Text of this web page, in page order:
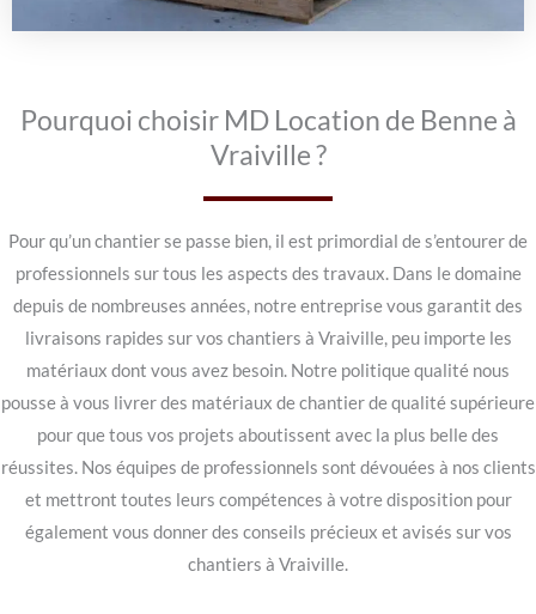
Pourquoi choisir MD Location de Benne à
Vraiville ?
Pour qu’un chantier se passe bien, il est primordial de s’entourer de
professionnels sur tous les aspects des travaux. Dans le domaine
depuis de nombreuses années, notre entreprise vous garantit des
livraisons rapides sur vos chantiers à Vraiville, peu importe les
matériaux dont vous avez besoin. Notre politique qualité nous
pousse à vous livrer des matériaux de chantier de qualité supérieure
pour que tous vos projets aboutissent avec la plus belle des
réussites. Nos équipes de professionnels sont dévouées à nos clients
et mettront toutes leurs compétences à votre disposition pour
également vous donner des conseils précieux et avisés sur vos
chantiers à Vraiville.